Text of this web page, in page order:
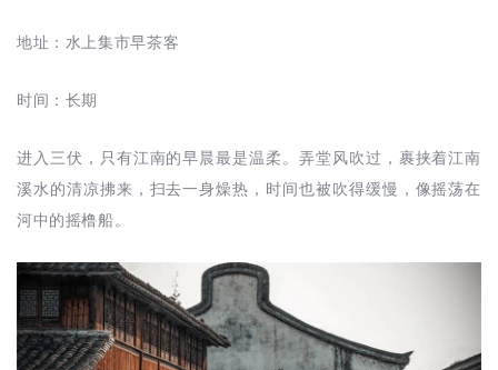
地址：水上集市早茶客
时间：长期
进入三伏，只有江南的早晨最是温柔。弄堂风吹过，裹挟着江南
溪水的清凉拂来，扫去一身燥热，时间也被吹得缓慢，像摇荡在
河中的摇橹船。